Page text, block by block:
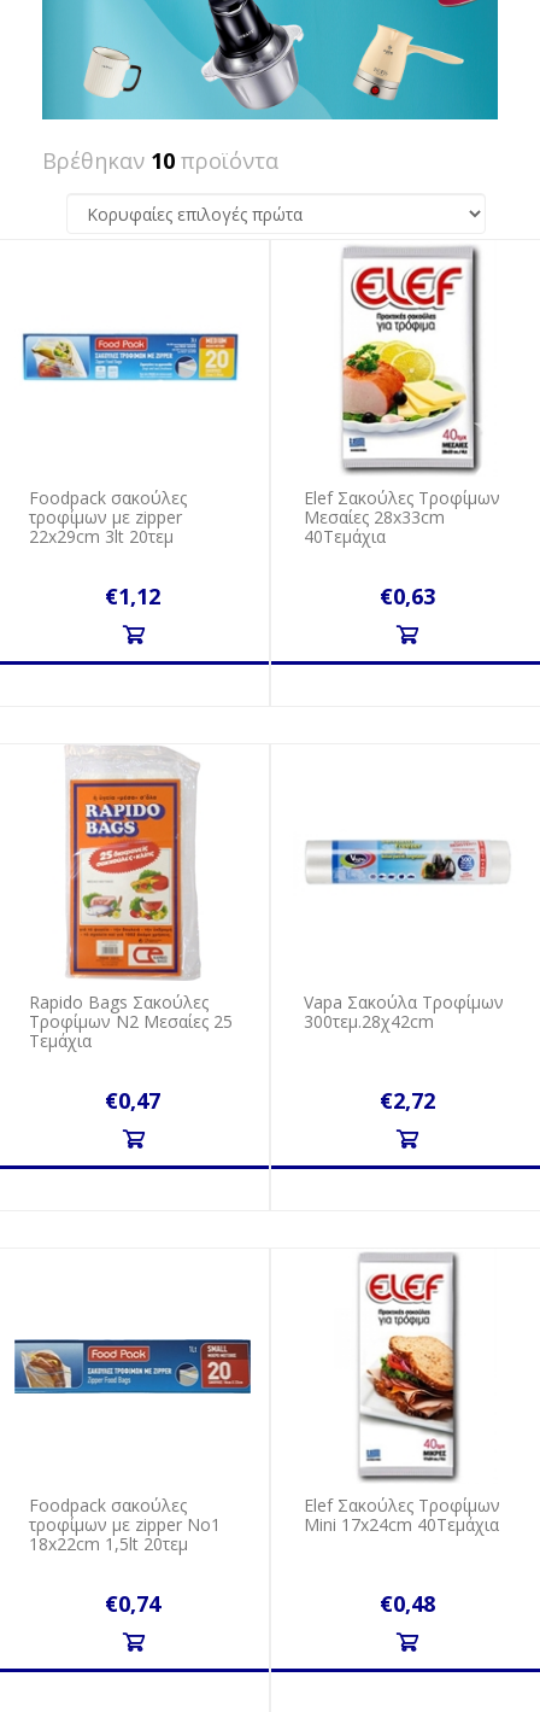
Βρέθηκαν 10 προϊόντα
Foodpack σακούλες
τροφίμων με zipper
22x29cm 3lt 20τεμ
€1,12
Elef Σακούλες Τροφίμων
Μεσαίες 28x33cm
40Τεμάχια
€0,63
Rapido Bags Σακούλες
Τροφίμων N2 Μεσαίες 25
Τεμάχια
€0,47
Vapa Σακούλα Τροφίμων
300τεμ.28χ42cm
€2,72
Foodpack σακούλες
τροφίμων με zipper No1
18x22cm 1,5lt 20τεμ
€0,74
Elef Σακούλες Τροφίμων
Mini 17x24cm 40Τεμάχια
€0,48